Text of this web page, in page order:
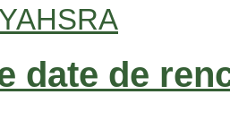
YAHSRA
date de